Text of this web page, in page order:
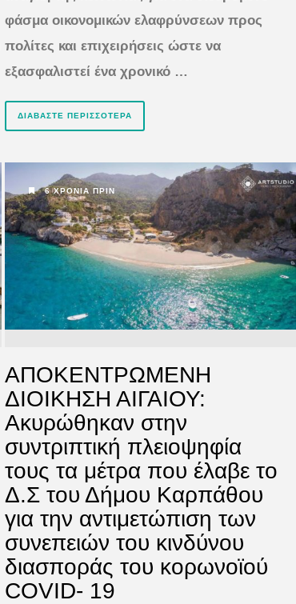
φάσμα οικονομικών ελαφρύνσεων προς
πολίτες και επιχειρήσεις ώστε να
εξασφαλιστεί ένα χρονικό …
ΔΙΑΒΆΣΤΕ ΠΕΡΙΣΣΌΤΕΡΑ
6 ΧΡΌΝΙΑ ΠΡΙΝ
ΑΠΟΚΕΝΤΡΩΜΕΝΗ
ΔΙΟΙΚΗΣΗ ΑΙΓΑΙΟΥ:
Ακυρώθηκαν στην
συντριπτική πλειοψηφία
τους τα μέτρα που έλαβε το
Δ.Σ του Δήμου Καρπάθου
για την αντιμετώπιση των
συνεπειών του κινδύνου
διασποράς του κορωνοϊού
COVID- 19